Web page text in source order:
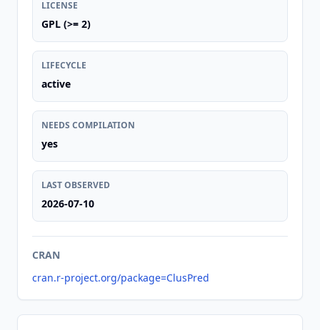
LICENSE
GPL (>= 2)
LIFECYCLE
active
NEEDS COMPILATION
yes
LAST OBSERVED
2026-07-10
CRAN
cran.r-project.org/package=ClusPred